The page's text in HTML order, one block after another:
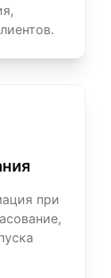
при